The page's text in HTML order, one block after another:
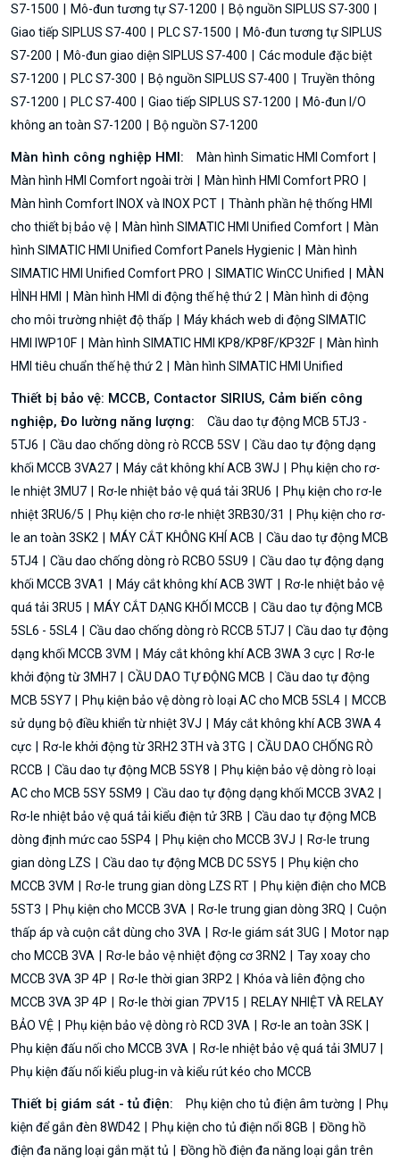
S7-1500
Mô-đun tương tự S7-1200
Bộ nguồn SIPLUS S7-300
Giao tiếp SIPLUS S7-400
PLC S7-1500
Mô-đun tương tự SIPLUS
S7-200
Mô-đun giao diện SIPLUS S7-400
Các module đặc biệt
S7-1200
PLC S7-300 Bộ nguồn SIPLUS S7-400
Truyền thông
S7-1200
PLC S7-400 Giao tiếp SIPLUS S7-1200
Mô-đun I/O
không an toàn S7-1200
Bộ nguồn S7-1200
Màn hình công nghiệp HMI:
Màn hình Simatic HMI Comfort
Màn hình HMI Comfort ngoài trời
Màn hình HMI Comfort PRO
Màn hình Comfort INOX và INOX PCT
Thành phần hệ thống HMI
cho thiết bị bảo vệ
Màn hình SIMATIC HMI Unified Comfort
Màn
hình SIMATIC HMI Unified Comfort Panels Hygienic
Màn hình
SIMATIC HMI Unified Comfort PRO
SIMATIC WinCC Unified
MÀN
HÌNH HMI
Màn hình HMI di động thế hệ thứ 2
Màn hình di động
cho môi trường nhiệt độ thấp
Máy khách web di động SIMATIC
HMI IWP10F
Màn hình SIMATIC HMI KP8/KP8F/KP32F
Màn hình
HMI tiêu chuẩn thế hệ thứ 2
Màn hình SIMATIC HMI Unified
Thiết bị bảo vệ: MCCB, Contactor SIRIUS, Cảm biến công
nghiệp, Đo lường năng lượng:
Cầu dao tự động MCB 5TJ3 -
5TJ6
Cầu dao chống dòng rò RCCB 5SV
Cầu dao tự động dạng
khối MCCB 3VA27
Máy cắt không khí ACB 3WJ
Phụ kiện cho rơ-
le nhiệt 3MU7
Rơ-le nhiệt bảo vệ quá tải 3RU6
Phụ kiện cho rơ-le
nhiệt 3RU6/5
Phụ kiện cho rơ-le nhiệt 3RB30/31
Phụ kiện cho rơ-
le an toàn 3SK2
MÁY CẮT KHÔNG KHÍ ACB
Cầu dao tự động MCB
5TJ4
Cầu dao chống dòng rò RCBO 5SU9
Cầu dao tự động dạng
khối MCCB 3VA1
Máy cắt không khí ACB 3WT
Rơ-le nhiệt bảo vệ
quá tải 3RU5
MÁY CẮT DẠNG KHỐI MCCB
Cầu dao tự động MCB
5SL6 - 5SL4
Cầu dao chống dòng rò RCCB 5TJ7
Cầu dao tự động
dạng khối MCCB 3VM
Máy cắt không khí ACB 3WA 3 cực
Rơ-le
khởi động từ 3MH7
CẦU DAO TỰ ĐỘNG MCB
Cầu dao tự động
MCB 5SY7
Phụ kiện bảo vệ dòng rò loại AC cho MCB 5SL4
MCCB
sử dụng bộ điều khiển từ nhiệt 3VJ
Máy cắt không khí ACB 3WA 4
cực
Rơ-le khởi động từ 3RH2 3TH và 3TG
CẦU DAO CHỐNG RÒ
RCCB
Cầu dao tự động MCB 5SY8
Phụ kiện bảo vệ dòng rò loại
AC cho MCB 5SY 5SM9
Cầu dao tự động dạng khối MCCB 3VA2
Rơ-le nhiệt bảo vệ quá tải kiểu điện tử 3RB
Cầu dao tự động MCB
dòng định mức cao 5SP4
Phụ kiện cho MCCB 3VJ
Rơ-le trung
gian dòng LZS
Cầu dao tự động MCB DC 5SY5
Phụ kiện cho
MCCB 3VM
Rơ-le trung gian dòng LZS RT
Phụ kiện điện cho MCB
5ST3
Phụ kiện cho MCCB 3VA Rơ-le trung gian dòng 3RQ
Cuộn
thấp áp và cuộn cắt dùng cho 3VA
Rơ-le giám sát 3UG
Motor nạp
cho MCCB 3VA
Rơ-le bảo vệ nhiệt động cơ 3RN2
Tay xoay cho
MCCB 3VA 3P 4P
Rơ-le thời gian 3RP2
Khóa và liên động cho
MCCB 3VA 3P 4P
Rơ-le thời gian 7PV15
RELAY NHIỆT VÀ RELAY
BẢO VỆ
Phụ kiện bảo vệ dòng rò RCD 3VA
Rơ-le an toàn 3SK
Phụ kiện đấu nối cho MCCB 3VA
Rơ-le nhiệt bảo vệ quá tải 3MU7
Phụ kiện đấu nối kiểu plug-in và kiểu rút kéo cho MCCB
Thiết bị giám sát - tủ điện: Phụ kiện cho tủ điện âm tường
Phụ
kiện để gắn đèn 8WD42
Phụ kiện cho tủ điện nổi 8GB
Đồng hồ
điện đa năng loại gắn mặt tủ
Đồng hồ điện đa năng loại gắn trên